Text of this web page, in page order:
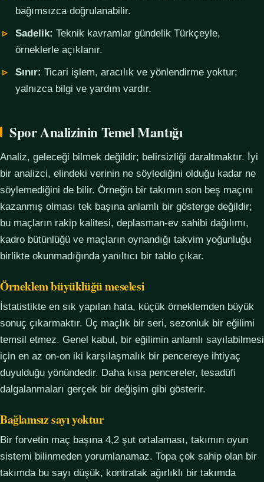
bağımsızca doğrulanabilir.
Sadelik: Teknik kavramlar gündelik Türkçeyle,
örneklerle açıklanır.
Sınır: Ticari işlem, aracılık ve yönlendirme yoktur;
yalnızca bilgi ve yardım vardır.
Spor Analizinin Temel Mantığı
Analiz, geleceği bilmek değildir; belirsizliği daraltmaktır. İyi
bir analizci, elindeki verinin ne söylediğini olduğu kadar ne
söylemediğini de bilir. Örneğin bir takımın son beş maçını
kazanmış olması tek başına anlamlı bir gösterge değildir;
bu maçların rakip kalitesi, deplasman-ev sahibi dağılımı,
kadro bütünlüğü ve maçların oynandığı takvim yoğunluğu
birlikte okunmadığında yanıltıcı bir tablo çıkar.
Örneklem büyüklüğü meselesi
İstatistikte en sık yapılan hata, küçük örneklemden büyük
sonuç çıkarmaktır. Üç maçlık bir seri, sezonluk bir eğilimi
temsil etmez. Genel kabul, bir eğilimin anlamlı sayılabilmesi
için en az on-on iki karşılaşmalık bir pencereye ihtiyaç
duyulduğu yönündedir. Daha kısa pencereler, tesadüfi
dalgalanmaları gerçek bir değişim gibi gösterir.
Bağlamsız sayı yoktur
Bir forvetin maç başına 4,2 şut ortalaması, takımın oyun
sistemi bilinmeden yorumlanamaz. Topa çok sahip olan bir
takımda bu sayı düşük, kontratak ağırlıklı bir takımda